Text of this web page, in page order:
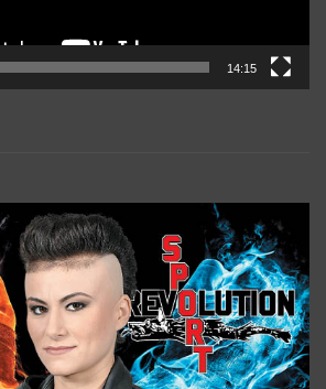
14:15